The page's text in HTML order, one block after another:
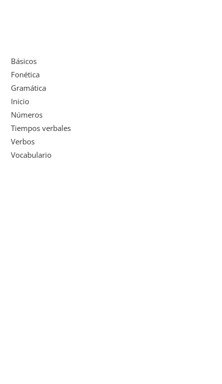
Básicos
Fonética
Gramática
Inicio
Números
Tiempos verbales
Verbos
Vocabulario